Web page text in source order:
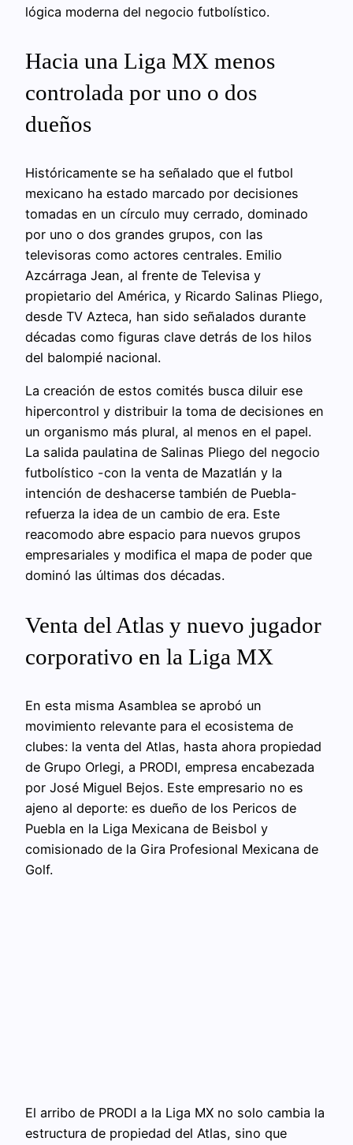
lógica moderna del negocio futbolístico.
Hacia una Liga MX menos
controlada por uno o dos
dueños
Históricamente se ha señalado que el futbol
mexicano ha estado marcado por decisiones
tomadas en un círculo muy cerrado, dominado
por uno o dos grandes grupos, con las
televisoras como actores centrales. Emilio
Azcárraga Jean, al frente de Televisa y
propietario del América, y Ricardo Salinas Pliego,
desde TV Azteca, han sido señalados durante
décadas como figuras clave detrás de los hilos
del balompié nacional.
La creación de estos comités busca diluir ese
hipercontrol y distribuir la toma de decisiones en
un organismo más plural, al menos en el papel.
La salida paulatina de Salinas Pliego del negocio
futbolístico -con la venta de Mazatlán y la
intención de deshacerse también de Puebla-
refuerza la idea de un cambio de era. Este
reacomodo abre espacio para nuevos grupos
empresariales y modifica el mapa de poder que
dominó las últimas dos décadas.
Venta del Atlas y nuevo jugador
corporativo en la Liga MX
En esta misma Asamblea se aprobó un
movimiento relevante para el ecosistema de
clubes: la venta del Atlas, hasta ahora propiedad
de Grupo Orlegi, a PRODI, empresa encabezada
por José Miguel Bejos. Este empresario no es
ajeno al deporte: es dueño de los Pericos de
Puebla en la Liga Mexicana de Beisbol y
comisionado de la Gira Profesional Mexicana de
Golf.
El arribo de PRODI a la Liga MX no solo cambia la
estructura de propiedad del Atlas, sino que